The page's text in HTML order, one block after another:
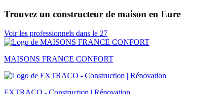
Trouvez un constructeur de maison en Eure
Voir les professionnels dans le 27
MAISONS FRANCE CONFORT
EXTRACO - Construction | Rénovation